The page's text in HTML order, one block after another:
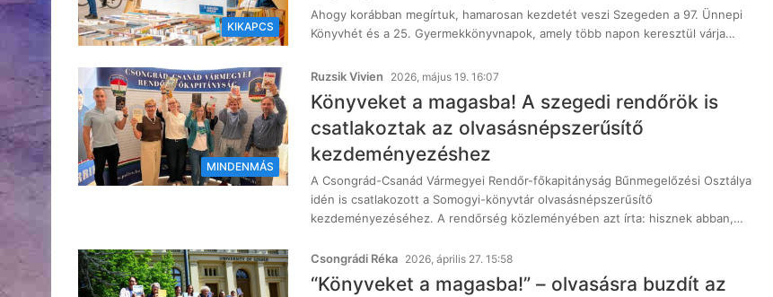
KIKAPCS
Ahogy korábban megírtuk, hamarosan kezdetét veszi Szegeden a 97. Ünnepi
Könyvhét és a 25. Gyermekkönyvnapok, amely több napon keresztül várja…
MINDENMÁS
Ruzsik Vivien 2026, május 19. 16:07
Könyveket a magasba! A szegedi rendőrök is
csatlakoztak az olvasásnépszerűsítő
kezdeményezéshez
A Csongrád-Csanád Vármegyei Rendőr-főkapitányság Bűnmegelőzési Osztálya
idén is csatlakozott a Somogyi-könyvtár olvasásnépszerűsítő
kezdeményezéséhez. A rendőrség közleményében azt írta: hisznek abban,…
Csongrádi Réka 2026, április 27. 15:58
“Könyveket a magasba!” – olvasásra buzdít az